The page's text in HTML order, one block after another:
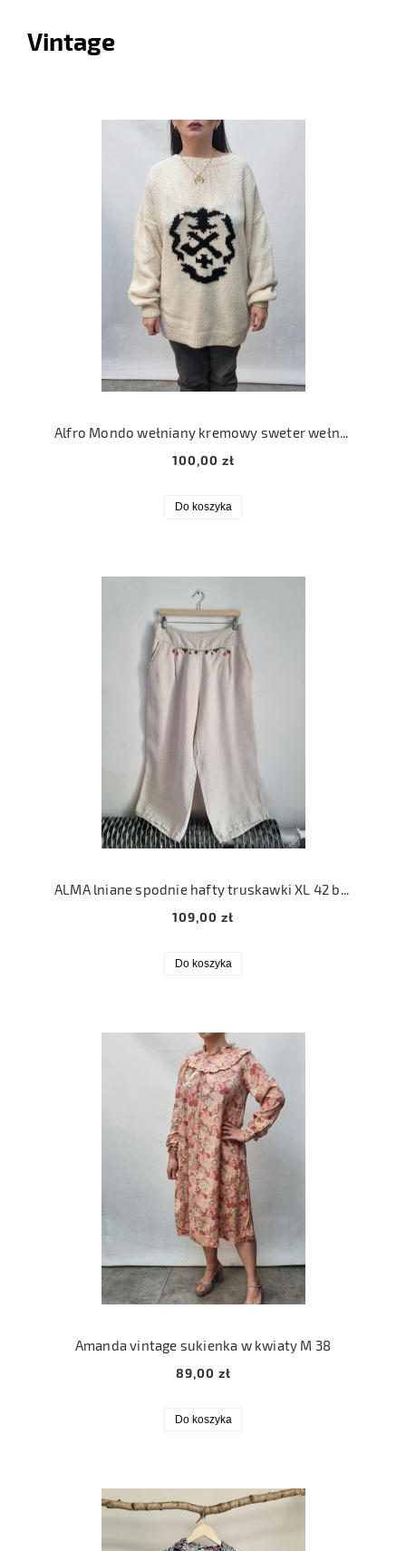
Vintage
Alfro Mondo wełniany kremowy sweter wełniany oversize XL
100,00 zł
Do koszyka
109,00 zł
Do koszyka
Amanda vintage sukienka w kwiaty M 38
89,00 zł
Do koszyka